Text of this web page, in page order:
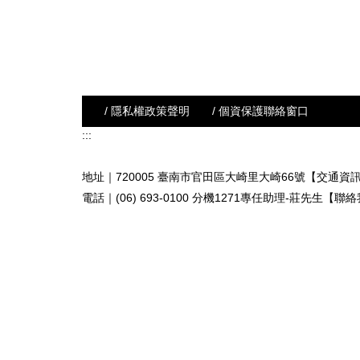
/ 隱私權政策聲明
/ 個資保護聯絡窗口
:::
地址｜720005 臺南市官田區大崎里大崎66號【交通資訊
電話｜(06) 693-0100 分機1271專任助理-莊先生 【聯絡